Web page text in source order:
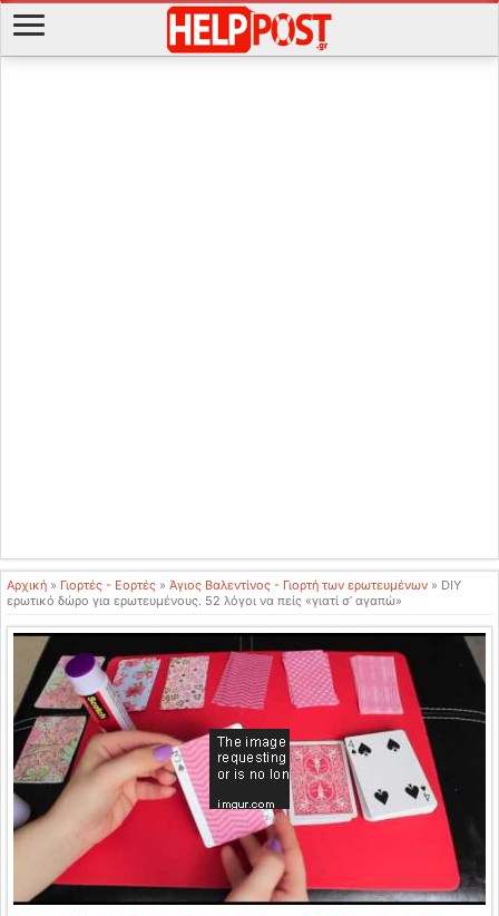
Αρχική » Γιορτές - Εορτές » Άγιος Βαλεντίνος - Γιορτή των ερωτευμένων » DIY
ερωτικό δώρο για ερωτευμένους. 52 λόγοι να πείς «γιατί σ’ αγαπώ»